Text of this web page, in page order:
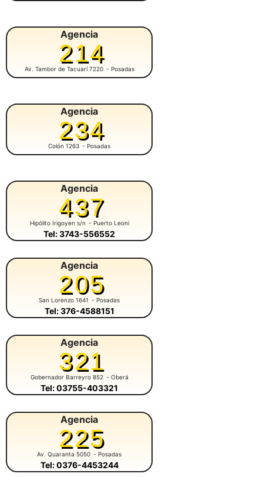
Agencia
214
Av. Tambor de Tacuarí 7220 - Posadas
Agencia
234
Colón 1263 - Posadas
Agencia
437
Hipólito Irigoyen s/n - Puerto Leoni
Tel: 3743-556552
Agencia
205
San Lorenzo 1641 - Posadas
Tel: 376-4588151
Agencia
321
Gobernador Barreyro 852 - Oberá
Tel: 03755-403321
Agencia
225
Av. Quaranta 5050 - Posadas
Tel: 0376-4453244